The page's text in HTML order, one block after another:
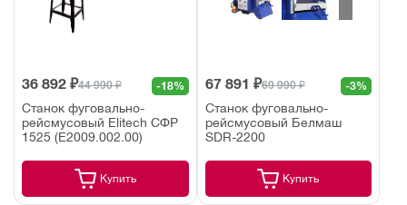
36 892 ₽44 990 ₽ -18%
Станок фуговально-
рейсмусовый Elitech СФР
1525 (E2009.002.00)
Купить
67 891 ₽69 990 ₽ -3%
Станок фуговально-
рейсмусовый Белмаш
SDR-2200
Купить